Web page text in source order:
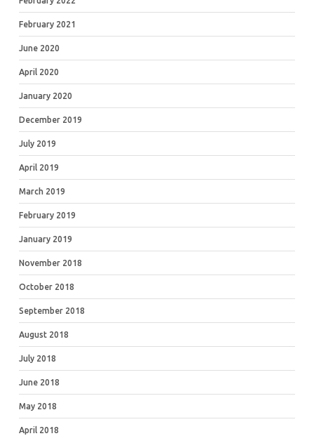
February 2021
June 2020
April 2020
January 2020
December 2019
July 2019
April 2019
March 2019
February 2019
January 2019
November 2018
October 2018
September 2018
August 2018
July 2018
June 2018
May 2018
April 2018